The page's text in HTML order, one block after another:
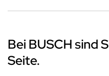
Bei BUSCH sind
Seite.